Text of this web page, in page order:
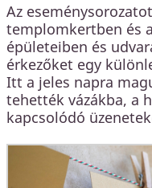
Az
templomkertben és
épületeiben és
érkezőket egy
Itt a jeles napra
tehették vázákba, a
kapcsolódó